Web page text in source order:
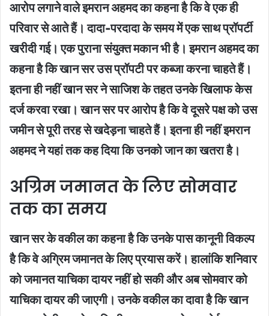
आरोप लगाने वाले इमरान अहमद का कहना है कि वे एक ही
परिवार से आते हैं। दादा-परदादा के समय में एक साथ प्रॉपर्टी
खरीदी गई। एक पुराना संयुक्त मकान भी है। इमरान अहमद का
कहना है कि खान सर उस प्रॉपटी पर कब्जा करना चाहते हैं।
इतना ही नहीं खान सर ने साजिश के तहत उनके खिलाफ केस
दर्ज करवा रखा। खान सर पर आरोप है कि वे दूसरे पक्ष को उस
जमीन से पूरी तरह से खदेड़ना चाहते हैं। इतना ही नहीं इमरान
अहमद ने यहां तक कह दिया कि उनको जान का खतरा है।
अग्रिम जमानत के लिए सोमवार
तक का समय
खान सर के वकील का कहना है कि उनके पास कानूनी विकल्प
है कि वे अग्रिम जमानत के लिए प्रयास करें। हालांकि शनिवार
को जमानत याचिका दायर नहीं हो सकी और अब सोमवार को
याचिका दायर की जाएगी। उनके वकील का दावा है कि खान